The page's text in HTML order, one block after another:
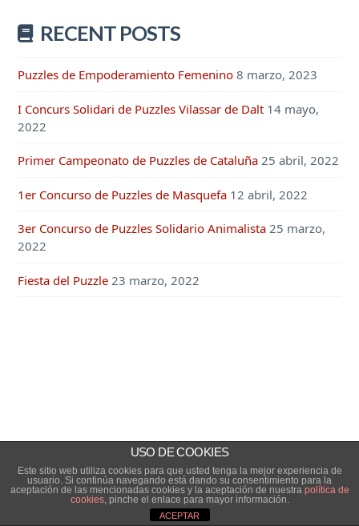
RECENT POSTS
Puzzles de Empoderamiento Femenino 8 marzo, 2023
I Concurs Solidari de Puzzles Vilassar de Dalt 14 mayo,
2022
Primer Campeonato de Puzzles de Cataluña 25 abril, 2022
1er Concurso de Puzzles de Masquefa 12 abril, 2022
3er Concurso de Puzzles Solidario Animalista 25 marzo,
2022
Fiesta del Puzzle 23 marzo, 2022
USO DE COOKIES
Este sitio web utiliza cookies para que usted tenga la mejor experiencia de
usuario. Si continúa navegando está dando su consentimiento para la
aceptación de las mencionadas cookies y la aceptación de nuestra política de
cookies, pinche el enlace para mayor información.
ACEPTAR